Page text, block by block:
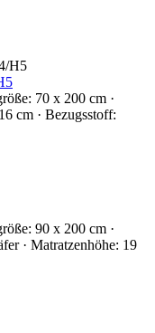
70 x 200 cm ·
cm · Bezugsstoff:
90 x 200 cm ·
· Matratzenhöhe: 19